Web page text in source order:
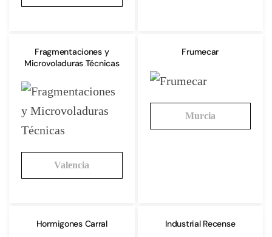
Fragmentaciones y
Microvoladuras Técnicas
Valencia
Frumecar
Murcia
Hormigones Carral Industrial Recense